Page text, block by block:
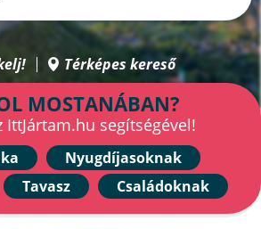
Térképes kereső
MOSTANÁBAN?
IttJártam.hu segítségével!
Nyugdíjasoknak
Tavasz Családoknak